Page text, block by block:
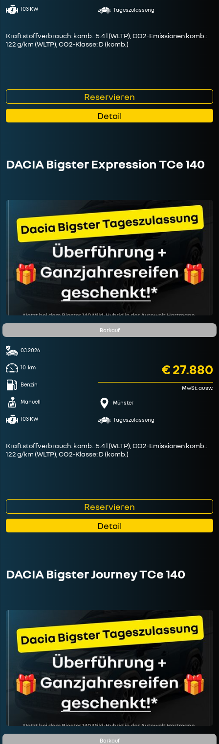
103 KW Tageszulassung
Kraftstoffverbrauch: komb.: 5.4 l (WLTP), CO2-Emissionen komb.:
122 g/km (WLTP), CO2-Klasse: D (komb.)
Reservieren
Detail
DACIA Bigster Expression TCe 140
Barkauf
03.2026
10 km
Benzin
Manuell
103 KW
€ 27.880
MwSt. ausw.
Münster
Tageszulassung
Kraftstoffverbrauch: komb.: 5.4 l (WLTP), CO2-Emissionen komb.:
122 g/km (WLTP), CO2-Klasse: D (komb.)
Reservieren
Detail
DACIA Bigster Journey TCe 140
Barkauf